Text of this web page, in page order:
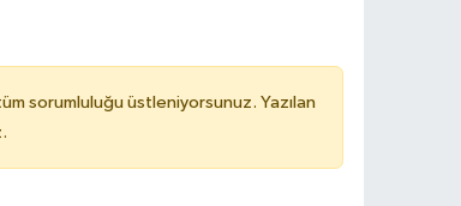
sorumluluğu üstleniyorsunuz. Yazılan